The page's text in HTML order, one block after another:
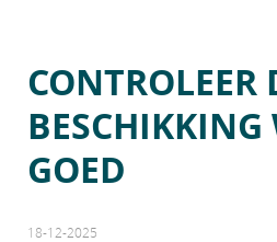
CONTROLEER
GOED
18-12-2025